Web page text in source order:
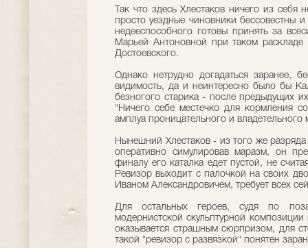
Так что здесь Хлестаков ничего из
просто уездные чиновники бессовестны
недееспособного готовы принять за
Марьей Антоновной при таком
Достоевского.
Однако нетрудно догадаться заранее,
видимость, да и неинтересно было бы
безногого старика - после предыдущих
"Ничего себе местечко для кормления
амплуа проницательного и владетельного
Нынешний Хлестаков - из того же
оперативно симулировав маразм, он
финалу его каталка едет пустой, не
Ревизор выходит с палочкой на своих
Иваном Александровичем, требует всех
Для остальных героев, судя по
модернистской скульптурной
оказывается страшным сюрпризом, для
такой "ревизор с развязкой" понятен